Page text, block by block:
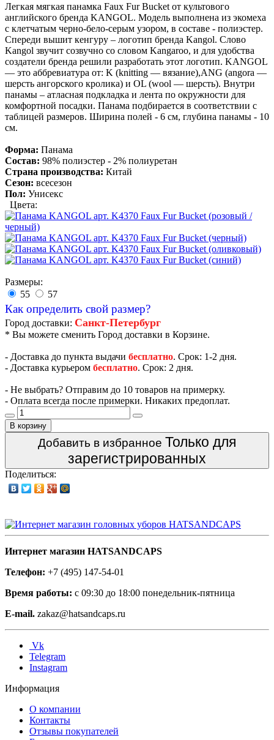
Легкая мягкая панамка Faux Fur Bucket от культового
английского бренда KANGOL. Модель выполнена из экомеха
с клетчатым черно-бело-серым узором, в составе - полиэстер.
Спереди вышит кенгуру – логотип бренда Kangol. Слово
Kangol звучит созвучно со словом Kangaroo, и для удобства
создатели бренда решили разработать этот логотип. KANGOL
— это аббревиатура от: K (knitting — вязание),ANG (angora —
шерсть ангорского кролика) и OL (wool — шерсть). Внутри
панамы – атласная подкладка и лента по окружности для
комфортной посадки. Панама подбирается в соответствии с
таблицей размеров. Ширина полей - 6 см, глубина панамы - 10
см.
Форма: Панама
Состав: 98% полиэстер - 2% полиуретан
Страна производства: Китай
Сезон: всесезон
Пол: Унисекс
Цвета:
Размеры:
55
57
Как определить свой размер?
Город доставки: Санкт-Петербург
* Вы можете сменить Город доставки в Корзине.
- Доставка до пункта выдачи бесплатно. Срок: 1-2 дня.
- Доставка курьером бесплатно. Срок: 2 дня.
- Не выбрать? Отправим до 10 товаров на примерку.
- Оплата всегда после примерки. Никаких предоплат.
В корзину
Добавить в избранное Только для
зарегистрированных
Поделиться:
Интернет магазин HATSANDCAPS
Телефон: +7 (495) 147-54-01
Время работы: с 09:30 до 18:00 понедельник-пятница
E-mail. zakaz@hatsandcaps.ru
Vk
Telegram
Instagram
Информация
О компании
Контакты
Отзывы покупателей